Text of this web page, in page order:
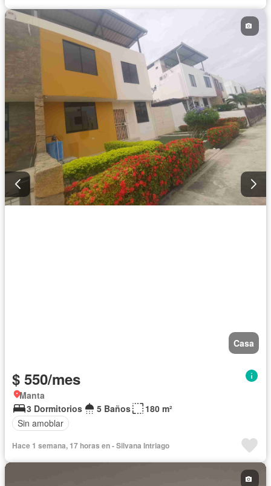
Casa
$ 550/mes
Manta
3 Dormitorios
5 Baños
180 m²
Sin amoblar
Hace 1 semana, 17 horas en - Silvana Intriago